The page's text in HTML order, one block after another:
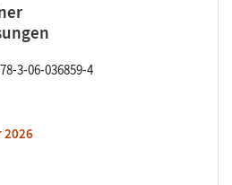
3-06-036859-4
2026